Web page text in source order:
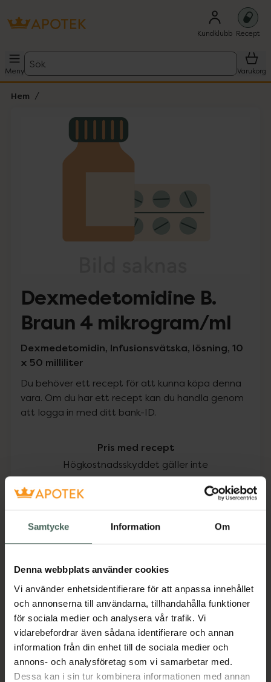
Samtycke Information Om
Denna webbplats använder cookies
Vi använder enhetsidentifierare för att anpassa innehållet
och annonserna till användarna, tillhandahålla funktioner
för sociala medier och analysera vår trafik. Vi
vidarebefordrar även sådana identifierare och annan
information från din enhet till de sociala medier och
annons- och analysföretag som vi samarbetar med.
Dessa kan i sin tur kombinera informationen med annan
Kundklubb Recept
Meny
Sök
Varukorg
Hem
Lista: . Innehåller 1 objekt.
Dexmedetomidine B.
Braun 4 mikrogram/ml
Dexmedetomidin, Infusionsvätska, lösning, 10
x 50 milliliter
Du behöver ett recept för att kunna köpa denna
vara. Om du har ett recept kan du handla genom
att logga in med ditt bank-ID.
Pris med recept
Högkostnadsskyddet gäller inte
560,75 kr
I apotek: 560,75 kr
Aktuella erbjudanden
Beskrivning Dölj
EAN:04030539227025